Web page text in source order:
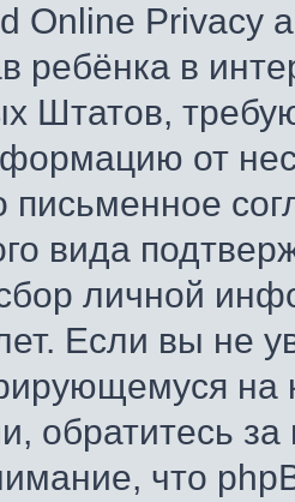
Online Privacy
ребёнка в
Штатов,
от
письменное
вида
личной
Если вы не
обратитесь
что